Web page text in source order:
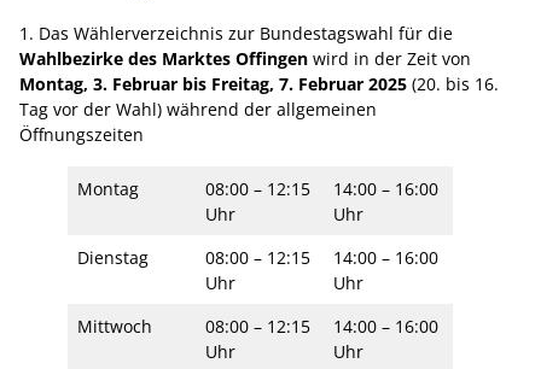
1. Das Wählerverzeichnis zur Bundestagswahl für die
Wahlbezirke des Marktes Offingen wird in der Zeit von
Montag, 3. Februar bis Freitag, 7. Februar 2025 (20. bis 16.
Tag vor der Wahl) während der allgemeinen
Öffnungszeiten
Montag
08:00 – 12:15
Uhr
14:00 – 16:00
Uhr
Dienstag
08:00 – 12:15
Uhr
14:00 – 16:00
Uhr
Mittwoch
08:00 – 12:15
Uhr
14:00 – 16:00
Uhr